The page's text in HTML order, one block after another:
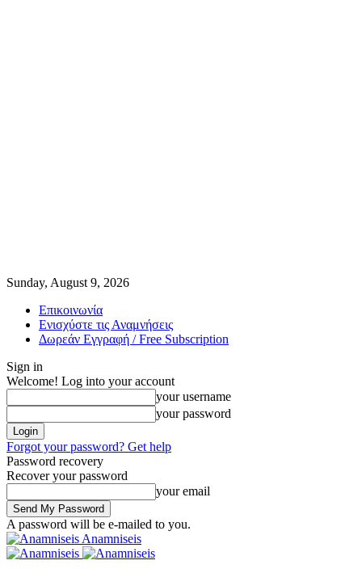
Sunday, August 9, 2026
Επικοινωνία
Ενισχύστε τις Αναμνήσεις
Δωρεάν Εγγραφή / Free Subscription
Sign in
Welcome! Log into your account
your username
your password
Forgot your password? Get help
Password recovery
Recover your password
your email
A password will be e-mailed to you.
Anamniseis